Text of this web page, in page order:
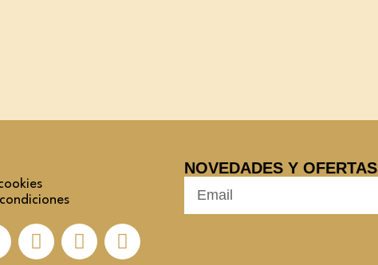
NOVEDADES Y OFERTAS